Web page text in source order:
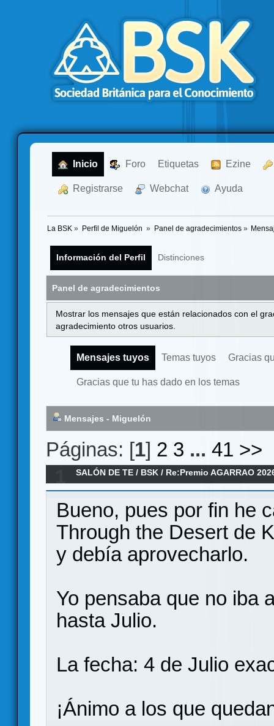
Inicio Foro Etiquetas Ezine
Registrarse Webchat Ayuda
La BSK » Perfil de Miguelón » Panel de agradecimientos»
Información del Perfil Distinciones
Panel de agradecimientos
Mostrar los mensajes que están relacionados con el
agradecimiento otros usuarios.
Mensajes tuyos Temas tuyos Gracias
Gracias que tu has dado en los temas
Mensajes - Miguelón
Páginas: [1] 2 3 ... 41 >>
SALÓN DE TE / BSK / Re:Premio AGARRAO
Bueno, pues por fin he
Through the Desert de
y debía aprovecharlo.
Yo pensaba que no iba
hasta Julio.
La fecha: 4 de Julio
¡Ánimo a los que